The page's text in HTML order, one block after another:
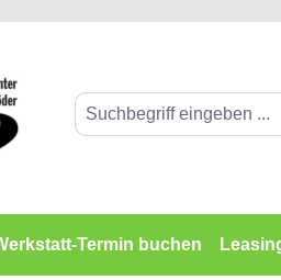
springen
Termin buchen